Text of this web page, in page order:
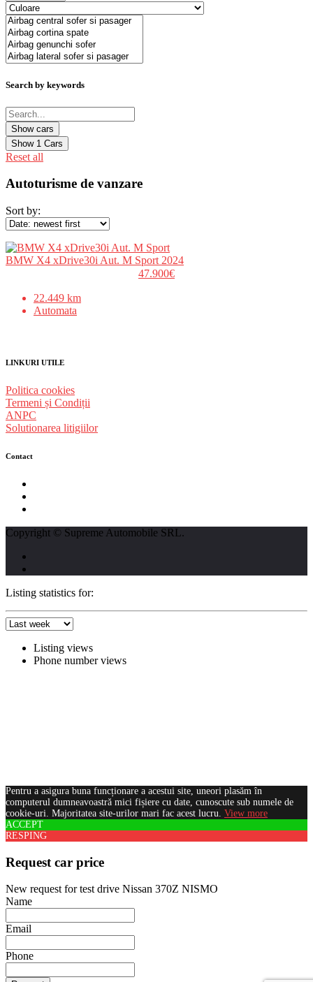
Search by keywords
Show 1 Cars
Reset all
Autoturisme de vanzare
Sort by:
47.900€
BMW X4 xDrive30i Aut. M Sport 2024
22.449 km
Automata
LINKURI UTILE
Politica cookies
Termeni și Condiții
ANPC
Solutionarea litigiilor
Contact
Copyright © Supreme Automobile SRL.
Listing statistics for:
Listing views
Phone number views
Pentru a asigura buna funcționare a acestui site, uneori plasăm în
computerul dumneavoastră mici fișiere cu date, cunoscute sub numele de
cookie-uri. Majoritatea site-urilor mari fac acest lucru. View more
ACCEPT
RESPING
Request car price
New request for test drive Nissan 370Z NISMO
Name
Email
Phone